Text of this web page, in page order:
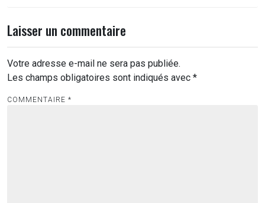
Laisser un commentaire
Votre adresse e-mail ne sera pas publiée.
Les champs obligatoires sont indiqués avec *
COMMENTAIRE *